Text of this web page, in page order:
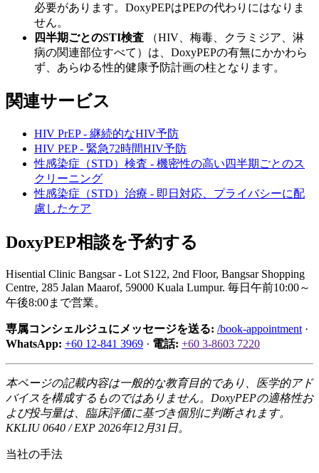
必要があります。DoxyPEPはPEPの代わりにはなりま
せん。
四半期ごとのSTI検査 （HIV、梅毒、クラミジア、淋
病の関連部位すべて）は、DoxyPEPの有無にかかわら
ず、あらゆる性的健康予防計画の柱となります。
関連サービス
HIV PrEP - 継続的なHIV予防
HIV PEP - 緊急72時間HIV予防
性感染症（STD）検査 - 機密性の高い四半期ごとのス
クリーニング
性感染症（STD）治療 - 即日対応、プライバシーに配
慮したケア
DoxyPEP相談を予約する
Hisential Clinic Bangsar - Lot S122, 2nd Floor, Bangsar Shopping
Centre, 285 Jalan Maarof, 59000 Kuala Lumpur. 毎日午前10:00～
午後8:00まで営業。
専属コンシェルジュにメッセージを送る: /book-appointment ·
WhatsApp: +60 12-841 3969 · 電話: +60 3-8603 7220
本ページの記載内容は一般的な教育目的であり、医学的アド
バイスを構成するものではありません。DoxyPEPの適格性お
よび投与量は、臨床評価に基づき個別に判断されます。
KKLIU 0640 / EXP 2026年12月31日。
当社の手法